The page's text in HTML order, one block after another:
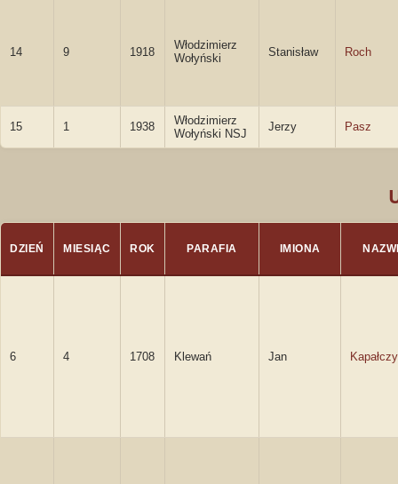
14 9 1918
Włodzimierz
Wołyński
Stanisław Roch
15 1 1938
Włodzimierz
Wołyński NSJ
Jerzy Pasz
DZIEŃ MIESIĄC ROK PARAFIA IMIONA
6 4 1708 Klewań Jan